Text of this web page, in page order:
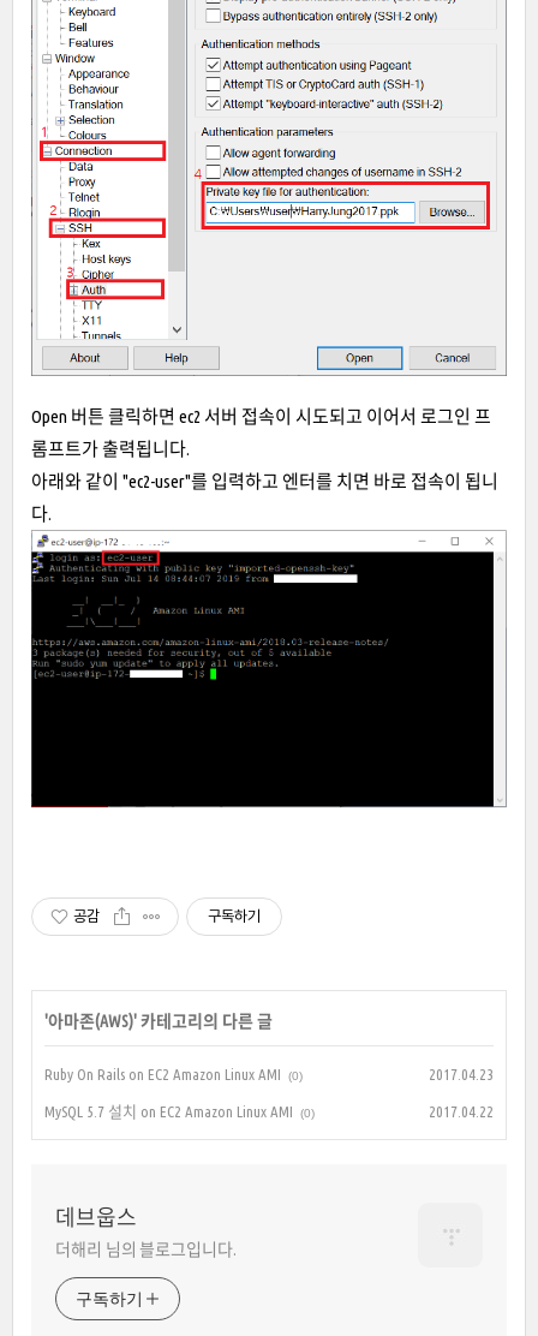
Open 버튼 클릭하면 ec2 서버 접속이 시도되고 이어서 로그인 프
롬프트가 출력됩니다.
아래와 같이 "ec2-user"를 입력하고 엔터를 치면 바로 접속이 됩니
다.
공감 구독하기
'아마존(AWS)' 카테고리의 다른 글
Ruby On Rails on EC2 Amazon Linux AMI (0) 2017.04.23
MySQL 5.7 설치 on EC2 Amazon Linux AMI (0) 2017.04.22
데브웁스
더해리 님의 블로그입니다.
구독하기